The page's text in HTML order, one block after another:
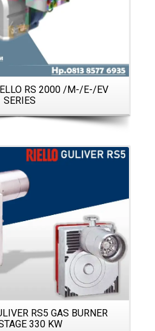
RS 2000 /M-/E-/EV
SERIES
Details
RS5 GAS BURNER
330 KW